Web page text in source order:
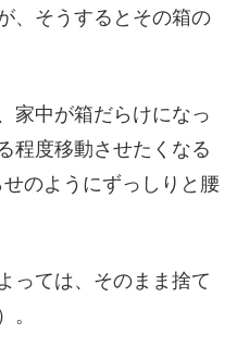
、そうするとその箱の
家中が箱だらけになっ
程度移動させたくなる
のようにずっしりと腰
っては、そのまま捨て
。